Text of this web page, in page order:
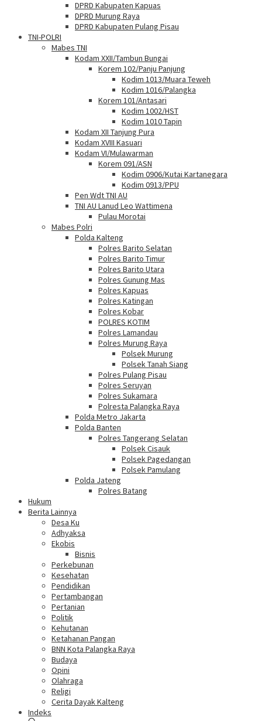
DPRD Kabupaten Kapuas
DPRD Murung Raya
DPRD Kabupaten Pulang Pisau
TNI-POLRI
Mabes TNI
Kodam XXII/Tambun Bungai
Korem 102/Panju Panjung
Kodim 1013/Muara Teweh
Kodim 1016/Palangka
Korem 101/Antasari
Kodim 1002/HST
Kodim 1010 Tapin
Kodam XII Tanjung Pura
Kodam XVIII Kasuari
Kodam VI/Mulawarman
Korem 091/ASN
Kodim 0906/Kutai Kartanegara
Kodim 0913/PPU
Pen Wdt TNI AU
TNI AU Lanud Leo Wattimena
Pulau Morotai
Mabes Polri
Polda Kalteng
Polres Barito Selatan
Polres Barito Timur
Polres Barito Utara
Polres Gunung Mas
Polres Kapuas
Polres Katingan
Polres Kobar
POLRES KOTIM
Polres Lamandau
Polres Murung Raya
Polsek Murung
Polsek Tanah Siang
Polres Pulang Pisau
Polres Seruyan
Polres Sukamara
Polresta Palangka Raya
Polda Metro Jakarta
Polda Banten
Polres Tangerang Selatan
Polsek Cisauk
Polsek Pagedangan
Polsek Pamulang
Polda Jateng
Polres Batang
Hukum
Berita Lainnya
Desa Ku
Adhyaksa
Ekobis
Bisnis
Perkebunan
Kesehatan
Pendidikan
Pertambangan
Pertanian
Politik
Kehutanan
Ketahanan Pangan
BNN Kota Palangka Raya
Budaya
Opini
Olahraga
Religi
Cerita Dayak Kalteng
Indeks